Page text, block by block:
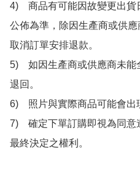
4)　商品有可能因故變更出
公佈為準，除因生產商或供
取消訂單安排退款。
5)　如因生產商或供應商未
退回。
6)　照片與實際商品可能會出
7)　確定下單訂購即視為同
最終決定之權利。